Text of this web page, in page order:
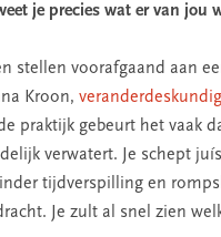
je precies wat er van jou
stellen voorafgaand aan
Kroon,
praktijk gebeurt het vaak
verwatert. Je schept
tijdverspilling en
Je zult al snel zien
SEGMENT